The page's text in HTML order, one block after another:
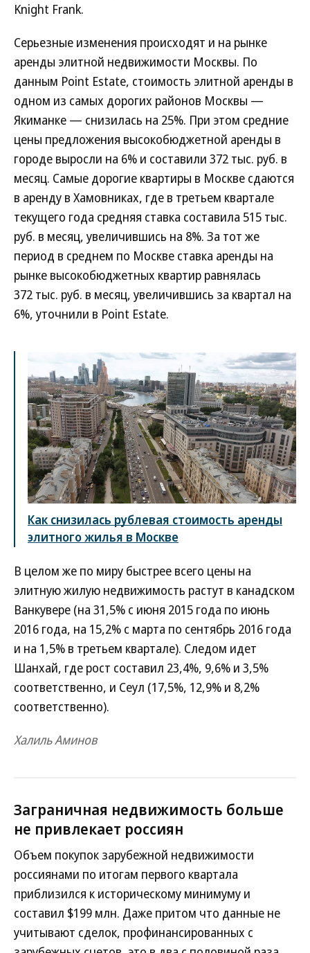
Knight Frank.
Серьезные изменения происходят и на рынке
аренды элитной недвижимости Москвы. По
данным Point Estate, стоимость элитной аренды в
одном из самых дорогих районов Москвы —
Якиманке — снизилась на 25%. При этом средние
цены предложения высокобюджетной аренды в
городе выросли на 6% и составили 372 тыс. руб. в
месяц. Самые дорогие квартиры в Москве сдаются
в аренду в Хамовниках, где в третьем квартале
текущего года средняя ставка составила 515 тыс.
руб. в месяц, увеличившись на 8%. За тот же
период в среднем по Москве ставка аренды на
рынке высокобюджетных квартир равнялась
372 тыс. руб. в месяц, увеличившись за квартал на
6%, уточнили в Point Estate.
Как снизилась рублевая стоимость аренды
элитного жилья в Москве
В целом же по миру быстрее всего цены на
элитную жилую недвижимость растут в канадском
Ванкувере (на 31,5% с июня 2015 года по июнь
2016 года, на 15,2% с марта по сентябрь 2016 года
и на 1,5% в третьем квартале). Следом идет
Шанхай, где рост составил 23,4%, 9,6% и 3,5%
соответственно, и Сеул (17,5%, 12,9% и 8,2%
соответственно).
Халиль Аминов
Заграничная недвижимость больше
не привлекает россиян
Объем покупок зарубежной недвижимости
россиянами по итогам первого квартала
приблизился к историческому минимуму и
составил $199 млн. Даже притом что данные не
учитывают сделок, профинансированных с